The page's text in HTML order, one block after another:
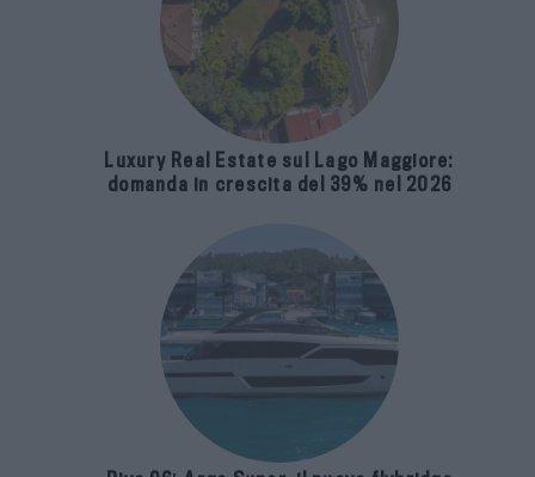
Luxury Real Estate sul Lago Maggiore:
domanda in crescita del 39% nel 2026